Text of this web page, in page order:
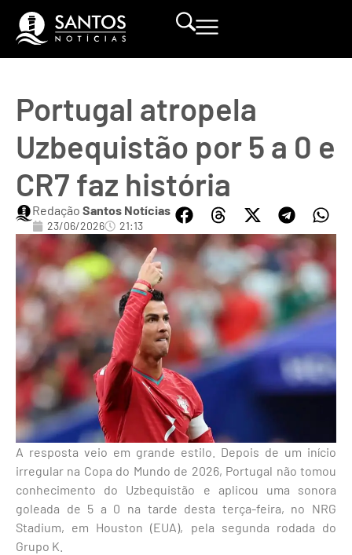
Portugal atropela
Uzbequistão por 5 a 0 e
CR7 faz história
Redação Santos Notícias
23/06/2026 21:13
A resposta veio em grande estilo. Depois de um início
irregular na Copa do Mundo de 2026, Portugal não tomou
conhecimento do Uzbequistão e aplicou uma sonora
goleada de 5 a 0 na tarde desta terça-feira, no NRG
Stadium, em Houston (EUA), pela segunda rodada do
Grupo K.